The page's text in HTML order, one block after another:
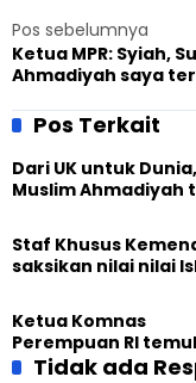
Pos sebelumnya
Ketua MPR: Syiah,
Ahmadiyah saya
Pos Terkait
Dari UK untuk Dunia,
Muslim Ahmadiyah
Kemanusiaan Global
Staf Khusus
saksikan nilai nilai
Internasional Muslim
Ahmadiyah UK 2026
Ketua Komnas
Perempuan RI
optimisme
Tidak ada